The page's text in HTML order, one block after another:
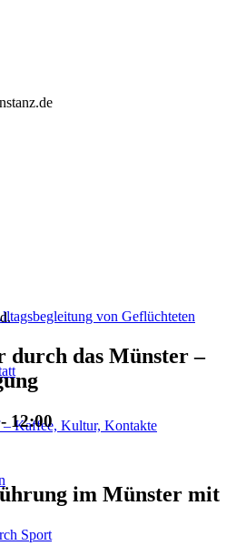
von Geflüchteten
– Kaffee, Kultur, Kontakte
Sport
durch das Münster –
12:00
im Münster mit